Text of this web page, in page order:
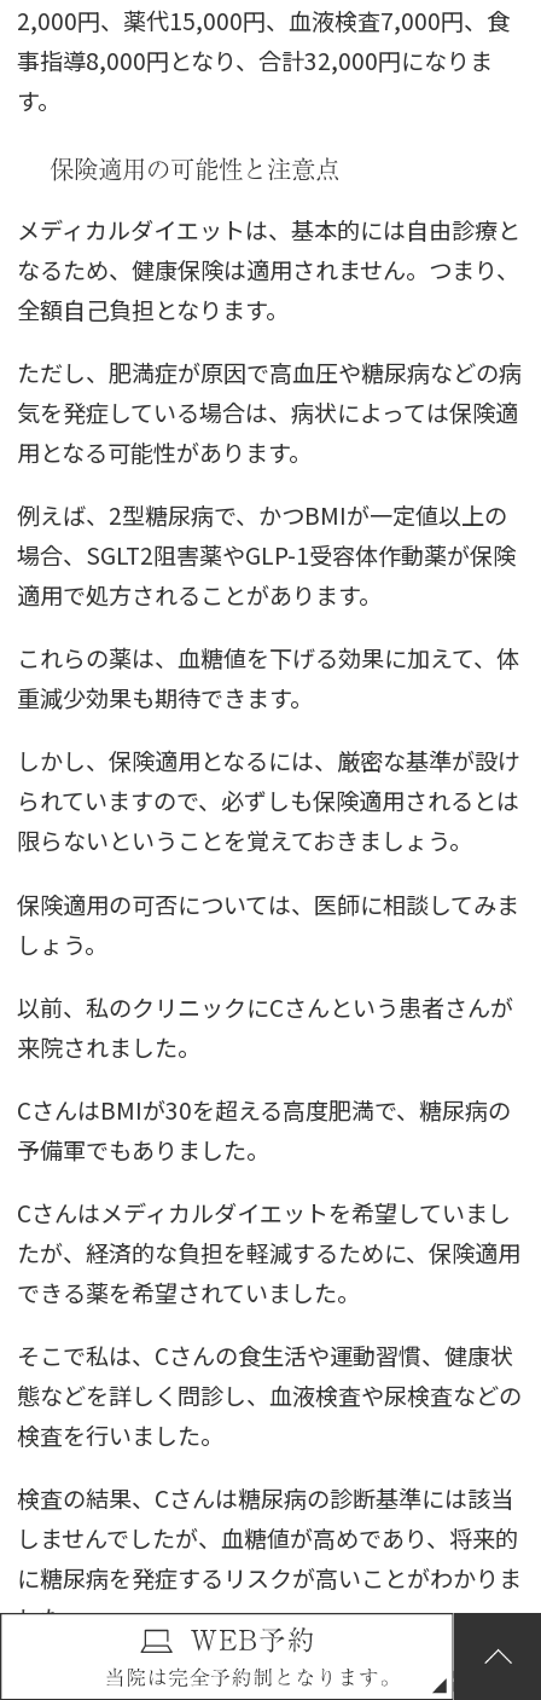
2,000円、薬代15,000円、血液検査7,000円、食
事指導8,000円となり、合計32,000円になりま
す。
保険適用の可能性と注意点
メディカルダイエットは、基本的には自由診療と
なるため、健康保険は適用されません。つまり、
全額自己負担となります。
ただし、肥満症が原因で高血圧や糖尿病などの病
気を発症している場合は、病状によっては保険適
用となる可能性があります。
例えば、2型糖尿病で、かつBMIが一定値以上の
場合、SGLT2阻害薬やGLP-1受容体作動薬が保険
適用で処方されることがあります。
これらの薬は、血糖値を下げる効果に加えて、体
重減少効果も期待できます。
しかし、保険適用となるには、厳密な基準が設け
られていますので、必ずしも保険適用されるとは
限らないということを覚えておきましょう。
保険適用の可否については、医師に相談してみま
しょう。
以前、私のクリニックにCさんという患者さんが
来院されました。
CさんはBMIが30を超える高度肥満で、糖尿病の
予備軍でもありました。
Cさんはメディカルダイエットを希望していまし
たが、経済的な負担を軽減するために、保険適用
できる薬を希望されていました。
そこで私は、Cさんの食生活や運動習慣、健康状
態などを詳しく問診し、血液検査や尿検査などの
検査を行いました。
検査の結果、Cさんは糖尿病の診断基準には該当
しませんでしたが、血糖値が高めであり、将来的
に糖尿病を発症するリスクが高いことがわかりま
した。
そこで、Cさんには食事療法と運動療法を指導